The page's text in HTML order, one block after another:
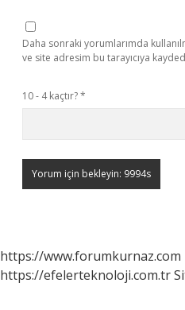
Daha sonraki yorumlarımda
ve site adresim bu tarayıcıya
10 - 4 kaçtır?*
https://www.forumkurnaz.com
https://efelerteknoloji.com.tr